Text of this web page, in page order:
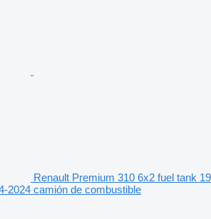
Renault Premium 310 6x2 fuel tank 19
2024 camión de combustible